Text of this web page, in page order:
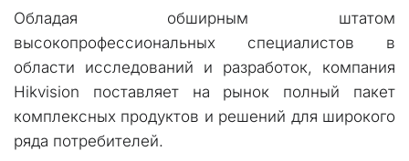
Обладая обширным штатом
высокопрофессиональных специалистов в
области исследований и разработок, компания
Hikvision поставляет на рынок полный пакет
комплексных продуктов и решений для широкого
ряда потребителей.